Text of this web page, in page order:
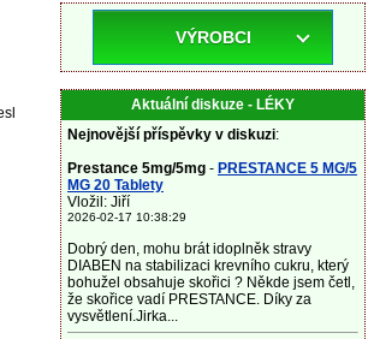
VÝROBCI
Aktuální diskuze - LÉKY
Nejnovější příspěvky v diskuzi:
Prestance 5mg/5mg - PRESTANCE 5 MG/5
MG 20 Tablety
Vložil: Jiří
2026-02-17 10:38:29
Dobrý den, mohu brát idoplněk stravy
DIABEN na stabilizaci krevního cukru, který
bohužel obsahuje skořici ? Někde jsem četl,
že skořice vadí PRESTANCE. Díky za
vysvětlení.Jirka...